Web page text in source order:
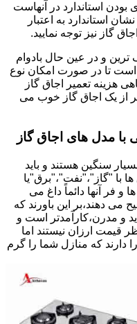
استاندارد در آنهاست
استاندارد به اعتبار
گاز نیز توجه نمایید.
ترین و در عین حال بادوام
است تا در صورت امکان نوع
هزینه تعمیر اجاق گاز
از یک اجاق گاز خوب می
با مدل های اجاق گاز
سنگین هستند و باید
با "گاز"،"نفت"،"برق"یا
فر آنها دائماً داغ می
می دهند،بر این باورند که
و مدرن،کارآمدتر است و
قیمت ارزان نیستند اما
دارند که منازل شما را گرم